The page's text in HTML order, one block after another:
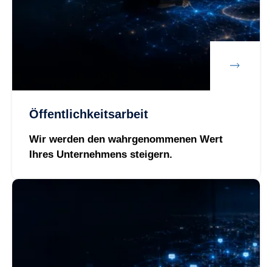
Öffentlichkeitsarbeit
Wir werden den wahrgenommenen Wert
Ihres Unternehmens steigern.